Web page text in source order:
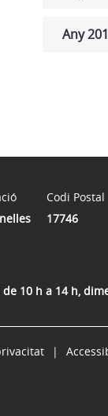
Any
Codi Postal
17746
10 h a 14 h,